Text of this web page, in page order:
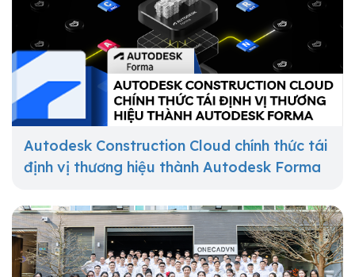
Autodesk Construction Cloud chính thức tái
định vị thương hiệu thành Autodesk Forma